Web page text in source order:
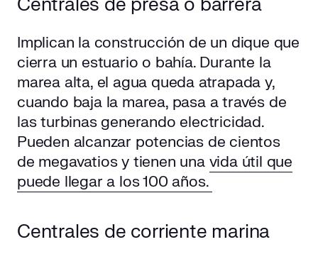
Implican la construcción de un dique que
cierra un estuario o bahía. Durante la
marea alta, el agua queda atrapada y,
cuando baja la marea, pasa a través de
las turbinas generando electricidad.
Pueden alcanzar potencias de cientos
de megavatios y tienen una vida útil que
puede llegar a los 100 años.
Centrales de corriente marina